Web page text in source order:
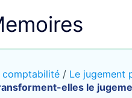
comptabilité / Le jugement
elles le